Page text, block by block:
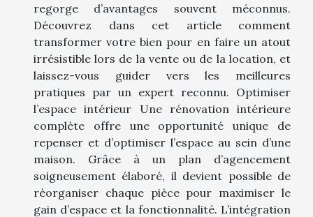
regorge d’avantages souvent méconnus.
Découvrez dans cet article comment
transformer votre bien pour en faire un atout
irrésistible lors de la vente ou de la location, et
laissez-vous guider vers les meilleures
pratiques par un expert reconnu. Optimiser
l’espace intérieur Une rénovation intérieure
complète offre une opportunité unique de
repenser et d’optimiser l’espace au sein d’une
maison. Grâce à un plan d’agencement
soigneusement élaboré, il devient possible de
réorganiser chaque pièce pour maximiser le
gain d’espace et la fonctionnalité. L’intégration